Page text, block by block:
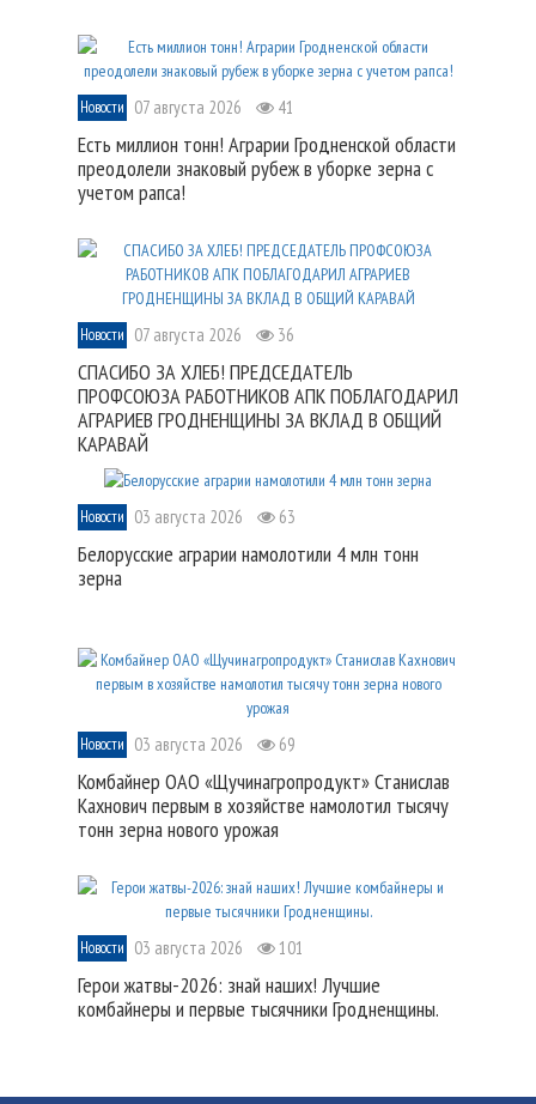
Новости 07 августа 2026 41
Есть миллион тонн! Аграрии Гродненской области
преодолели знаковый рубеж в уборке зерна с
учетом рапса!
Новости 07 августа 2026 36
СПАСИБО ЗА ХЛЕБ! ПРЕДСЕДАТЕЛЬ
ПРОФСОЮЗА РАБОТНИКОВ АПК ПОБЛАГОДАРИЛ
АГРАРИЕВ ГРОДНЕНЩИНЫ ЗА ВКЛАД В ОБЩИЙ
КАРАВАЙ
Новости 03 августа 2026 63
Белорусские аграрии намолотили 4 млн тонн
зерна
Новости 03 августа 2026 69
Комбайнер ОАО «Щучинагропродукт» Станислав
Кахнович первым в хозяйстве намолотил тысячу
тонн зерна нового урожая
Новости 03 августа 2026 101
Герои жатвы-2026: знай наших! Лучшие
комбайнеры и первые тысячники Гродненщины.